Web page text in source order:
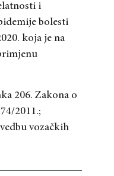
i
bolesti
koja je na
206. Zakona o
2011.;
vozačkih